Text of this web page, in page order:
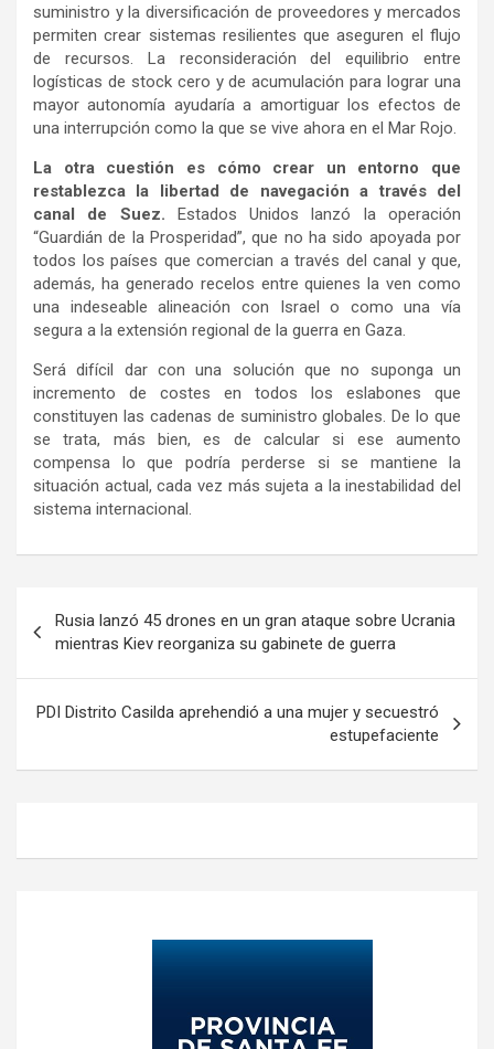
suministro y la diversificación de proveedores y mercados
permiten crear sistemas resilientes que aseguren el flujo
de recursos. La reconsideración del equilibrio entre
logísticas de stock cero y de acumulación para lograr una
mayor autonomía ayudaría a amortiguar los efectos de
una interrupción como la que se vive ahora en el Mar Rojo.
La otra cuestión es cómo crear un entorno que
restablezca la libertad de navegación a través del
canal de Suez. Estados Unidos lanzó la operación
“Guardián de la Prosperidad”, que no ha sido apoyada por
todos los países que comercian a través del canal y que,
además, ha generado recelos entre quienes la ven como
una indeseable alineación con Israel o como una vía
segura a la extensión regional de la guerra en Gaza.
Será difícil dar con una solución que no suponga un
incremento de costes en todos los eslabones que
constituyen las cadenas de suministro globales. De lo que
se trata, más bien, es de calcular si ese aumento
compensa lo que podría perderse si se mantiene la
situación actual, cada vez más sujeta a la inestabilidad del
sistema internacional.
de
entradas
Rusia lanzó 45 drones en un gran ataque sobre Ucrania
mientras Kiev reorganiza su gabinete de guerra
PDI Distrito Casilda aprehendió a una mujer y secuestró
estupefaciente